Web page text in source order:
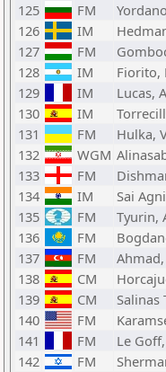
125
FM
126
IM
127
FM
128
IM Fiorito,
129
IM Lucas,
130
IM
131
FM Hulka,
132
WGM
133
FM
134
IM Sai
135
FM Tyurin,
136
FM
137
FM
138
CM
139
CM Salinas
140
FM
141
FM Le
142
FM